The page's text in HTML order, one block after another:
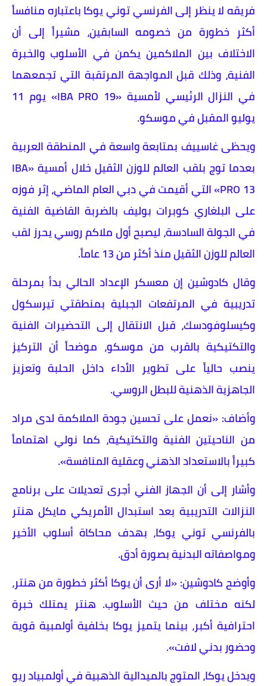
فريقه لا ينظر إلى الفرنسي توني يوكا باعتباره منافساً
أكثر خطورة من خصومه السابقين، مشيراً إلى أن
الاختلاف بين الملاكمين يكمن في الأسلوب والخبرة
الفنية، وذلك قبل المواجهة المرتقبة التي تجمعهما
في النزال الرئيسي لأمسية «IBA PRO 19» يوم 11
يوليو المقبل في موسكو.
ويحظى غاسييف بمتابعة واسعة في المنطقة العربية
بعدما توج بلقب العالم للوزن الثقيل خلال أمسية «IBA
PRO 13» التي أقيمت في دبي العام الماضي، إثر فوزه
على البلغاري كوبرات بوليف بالضربة القاضية الفنية
في الجولة السادسة، ليصبح أول ملاكم روسي يحرز لقب
العالم للوزن الثقيل منذ أكثر من 13 عاماً.
وقال كادوشين إن معسكر الإعداد الحالي بدأ بمرحلة
تدريبية في المرتفعات الجبلية بمنطقتي تيرسكول
وكيسلوفودسك، قبل الانتقال إلى التحضيرات الفنية
والتكتيكية بالقرب من موسكو، موضحاً أن التركيز
ينصب حالياً على تطوير الأداء داخل الحلبة وتعزيز
الجاهزية الذهنية للبطل الروسي.
وأضاف: «نعمل على تحسين جودة الملاكمة لدى مراد
من الناحيتين الفنية والتكتيكية، كما نولي اهتماماً
كبيراً بالاستعداد الذهني وعقلية المنافسة».
وأشار إلى أن الجهاز الفني أجرى تعديلات على برنامج
النزالات التدريبية بعد استبدال الأمريكي مايكل هنتر
بالفرنسي توني يوكا، بهدف محاكاة أسلوب الأخير
ومواصفاته البدنية بصورة أدق.
وأوضح كادوشين: «لا أرى أن يوكا أكثر خطورة من هنتر،
لكنه مختلف من حيث الأسلوب. هنتر يمتلك خبرة
احترافية أكبر، بينما يتميز يوكا بخلفية أولمبية قوية
وحضور بدني لافت».
ويدخل يوكا، المتوج بالميدالية الذهبية في أولمبياد ريو